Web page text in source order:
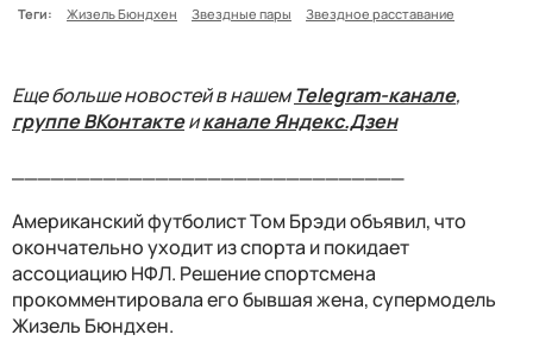
Теги:
Жизель Бюндхен Звездные пары Звездное расставание
Еще больше новостей в нашемTelegram-канале,
группе ВКонтактеиканале Яндекс.Дзен
Американский футболист Том Брэди объявил, что
окончательно уходит из спорта и покидает
ассоциацию НФЛ. Решение спортсмена
прокомментировала его бывшая жена, супермодель
Жизель Бюндхен.